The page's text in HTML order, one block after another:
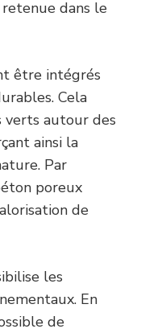
dans le
être intégrés
Cela
verts autour des
ainsi la
Par
poreux
de
les
En
de